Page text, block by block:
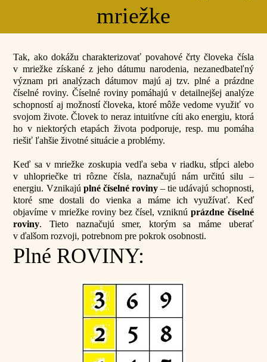
mriežke
Tak, ako dokážu charakterizovať povahové črty človeka čísla
v mriežke získané z jeho dátumu narodenia, nezanedbateľný
význam pri analýzach dátumov majú aj tzv. plné a prázdne
číselné roviny. Číselné roviny pomáhajú v detailnejšej analýze
schopností aj možností človeka, ktoré môže vedome využiť vo
svojom živote. Človek to neraz intuitívne cíti ako energiu, ktorá
ho v niektorých etapách života podporuje, resp. mu pomáha
riešiť ľahšie životné situácie a problémy.
Keď sa v mriežke zoskupia vedľa seba v riadku, stĺpci alebo
v uhlopriečke tri rôzne čísla, naznačujú nám určitú silu –
energiu. Vznikajú plné číselné roviny – tie udávajú schopnosti,
ktoré sme dostali do vienka a máme ich využívať. Keď
objavíme v mriežke roviny bez čísel, vzniknúprázdne číselné
roviny. Tieto naznačujú smer, ktorým sa máme uberať
v ďalšom rozvoji, potrebnom pre pokrok osobnosti.
Plné ROVINY: